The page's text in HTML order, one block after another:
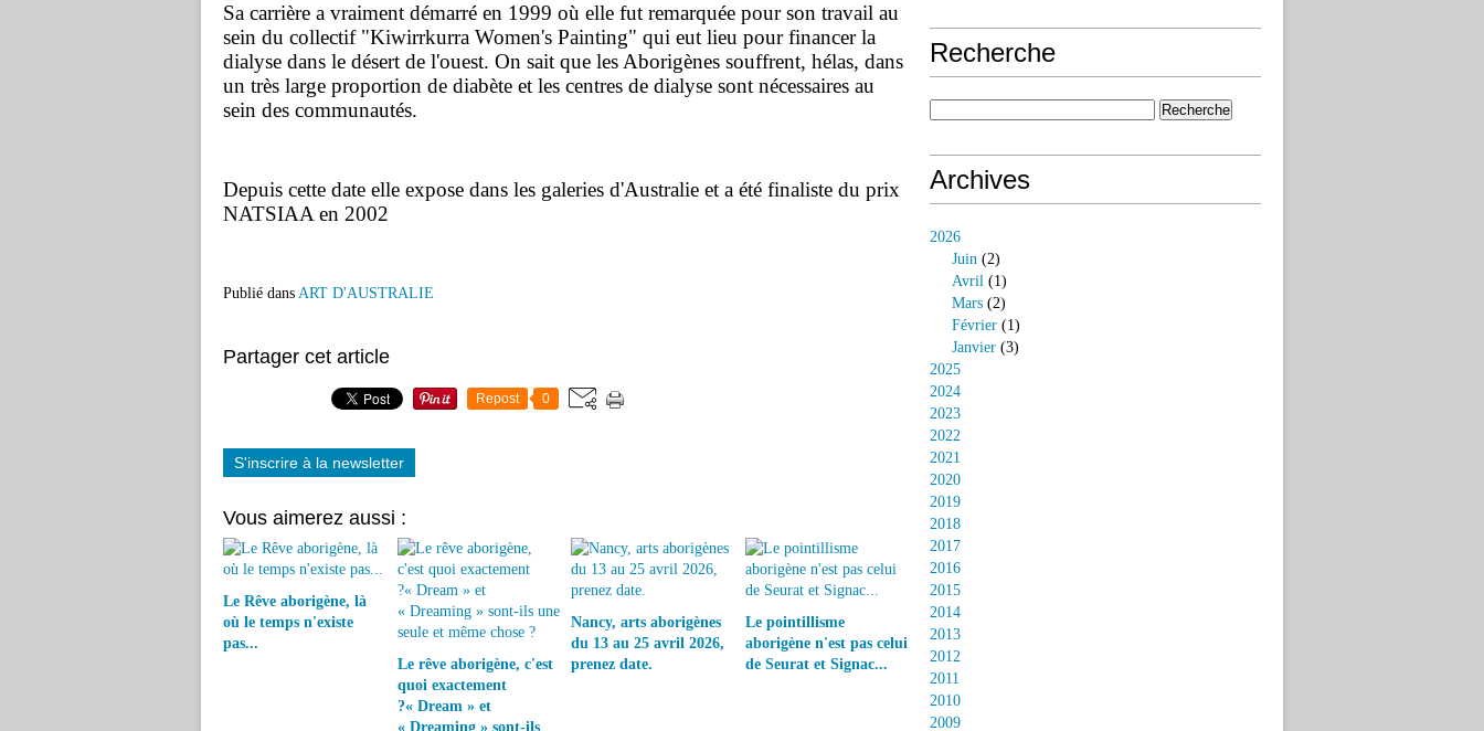
Sa carrière a vraiment démarré en 1999 où elle fut remarquée pour son travail au
sein du collectif "Kiwirrkurra Women's Painting" qui eut lieu pour financer la
dialyse dans le désert de l'ouest. On sait que les Aborigènes souffrent, hélas, dans
un très large proportion de diabète et les centres de dialyse sont nécessaires au
sein des communautés.
Depuis cette date elle expose dans les galeries d'Australie et a été finaliste du prix
NATSIAA en 2002
Publié dans ART D'AUSTRALIE
Partager cet article
Repost 0
S'inscrire à la newsletter
Vous aimerez aussi :
Le Rêve aborigène, là
où le temps n'existe
pas...
Le rêve aborigène, c'est
quoi exactement
?« Dream » et
« Dreaming » sont-ils
Nancy, arts aborigènes
du 13 au 25 avril 2026,
prenez date.
Le pointillisme
aborigène n'est pas celui
de Seurat et Signac...
Recherche
Archives
2026
Juin (2)
Avril (1)
Mars (2)
Février (1)
Janvier (3)
2025
2024
2023
2022
2021
2020
2019
2018
2017
2016
2015
2014
2013
2012
2011
2010
2009